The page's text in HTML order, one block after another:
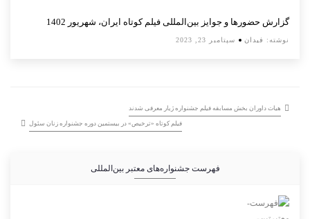
گزارش حضورها و جوایز بین‌المللی فیلم کوتاه ایران، شهریور 1402
نوشته: فیدان سپتامبر 23, 2023
هیات داوران بخش مسابقه فیلم جشنواره ژیار معرفی شدند
فیلم کوتاه «ترخیص» در بیستمین دوره جشنواره زنان سئول
فهرست جشنواره‌های معتبر بین‌المللی